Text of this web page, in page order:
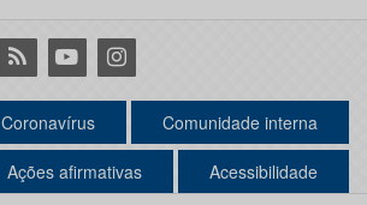
RSS YoutubeInstagram
Coronavírus Comunidade interna
Ações afirmativas Acessibilidade